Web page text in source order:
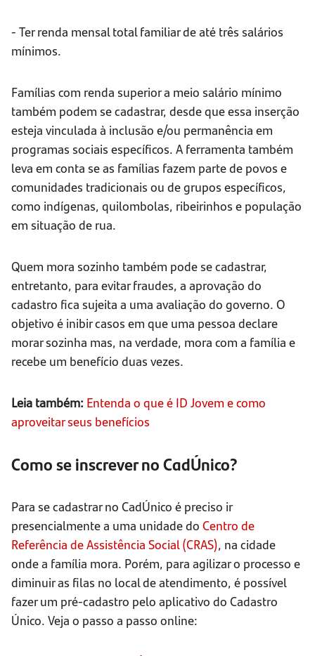
- Ter renda mensal total familiar de até três salários
mínimos.
Famílias com renda superior a meio salário mínimo
também podem se cadastrar, desde que essa inserção
esteja vinculada à inclusão e/ou permanência em
programas sociais específicos. A ferramenta também
leva em conta se as famílias fazem parte de povos e
comunidades tradicionais ou de grupos específicos,
como indígenas, quilombolas, ribeirinhos e população
em situação de rua.
Quem mora sozinho também pode se cadastrar,
entretanto, para evitar fraudes, a aprovação do
cadastro fica sujeita a uma avaliação do governo. O
objetivo é inibir casos em que uma pessoa declare
morar sozinha mas, na verdade, mora com a família e
recebe um benefício duas vezes.
Leia também: Entenda o que é ID Jovem e como
aproveitar seus benefícios
Como se inscrever no CadÚnico?
Para se cadastrar no CadÚnico é preciso ir
presencialmente a uma unidade do Centro de
Referência de Assistência Social (CRAS), na cidade
onde a família mora. Porém, para agilizar o processo e
diminuir as filas no local de atendimento, é possível
fazer um pré-cadastro pelo aplicativo do Cadastro
Único. Veja o passo a passo online: